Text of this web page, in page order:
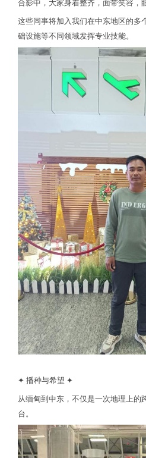
合影中，大家身着整齐，面带笑容，
这些同事将加入我们在中东地区的多
础设施等不同领域发挥专业技能。
✦ 播种与希望 ✦
从缅甸到中东，不仅是一次地理上的
台。